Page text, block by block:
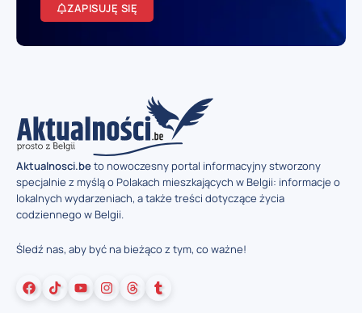
ZAPISUJĘ SIĘ
Aktualnosci.beto nowoczesny portal informacyjny stworzony
specjalnie z myślą o Polakach mieszkających w Belgii: informacje o
lokalnych wydarzeniach, a także treści dotyczące życia
codziennego w Belgii.
Śledź nas, aby być na bieżąco z tym, co ważne!